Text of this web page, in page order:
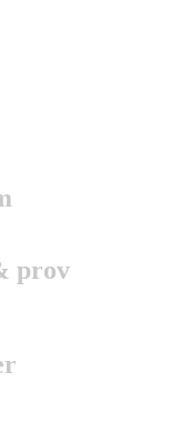
prov